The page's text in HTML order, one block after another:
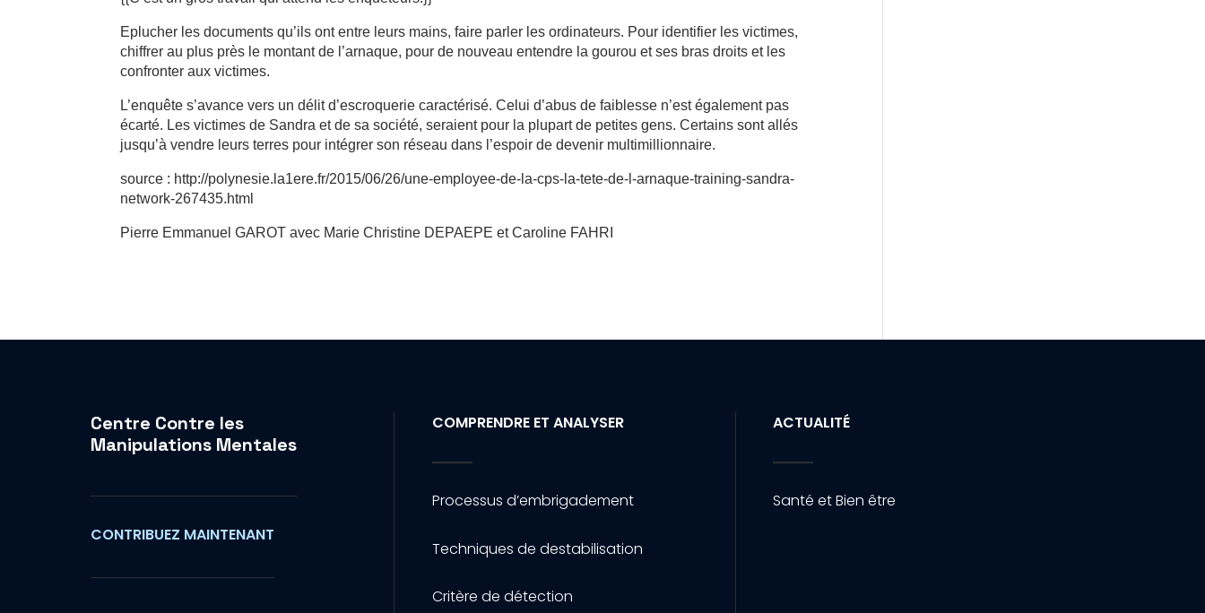
Eplucher les documents qu’ils ont entre leurs mains, faire parler les ordinateurs. Pour identifier les victimes,
chiffrer au plus près le montant de l’arnaque, pour de nouveau entendre la gourou et ses bras droits et les
confronter aux victimes.
L’enquête s’avance vers un délit d’escroquerie caractérisé. Celui d’abus de faiblesse n’est également pas
écarté. Les victimes de Sandra et de sa société, seraient pour la plupart de petites gens. Certains sont allés
jusqu’à vendre leurs terres pour intégrer son réseau dans l’espoir de devenir multimillionnaire.
source : http://polynesie.la1ere.fr/2015/06/26/une-employee-de-la-cps-la-tete-de-l-arnaque-training-sandra-
network-267435.html
Pierre Emmanuel GAROT avec Marie Christine DEPAEPE et Caroline FAHRI
Centre Contre les
Manipulations Mentales
CONTRIBUEZ MAINTENANT
COMPRENDRE ET ANALYSER
Processus d’embrigadement
Techniques de destabilisation
Critère de détection
ACTUALITÉ
Santé et Bien être